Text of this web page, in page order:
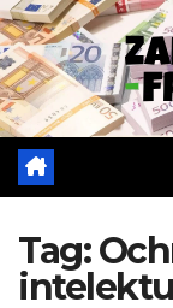
Skip
to
content
Tag: